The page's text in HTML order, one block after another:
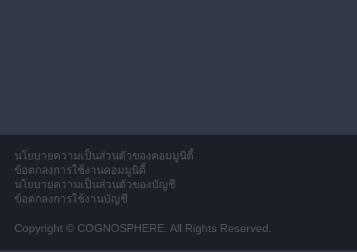
นโยบายความเป็นส่วนตัวของคอมมูนิตี้
ข้อตกลงการใช้งานคอมมูนิตี้
นโยบายความเป็นส่วนตัวของบัญชี
ข้อตกลงการใช้งานบัญชี
Copyright © COGNOSPHERE. All Rights Reserved.